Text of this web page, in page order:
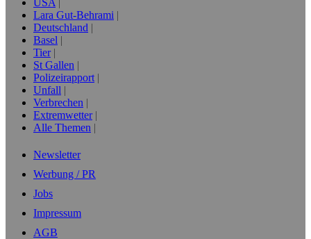
USA
Lara Gut-Behrami
Deutschland
Basel
Tier
St Gallen
Polizeirapport
Unfall
Verbrechen
Extremwetter
Alle Themen
Newsletter
Werbung / PR
Jobs
Impressum
AGB